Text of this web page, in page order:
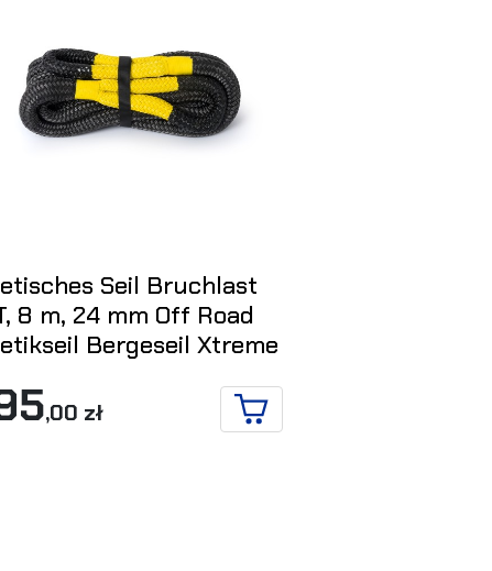
Seil Bruchlast
8 m, 24 mm Off Road
Bergeseil Xtreme
,00 zł
IN DEN WARENKORB